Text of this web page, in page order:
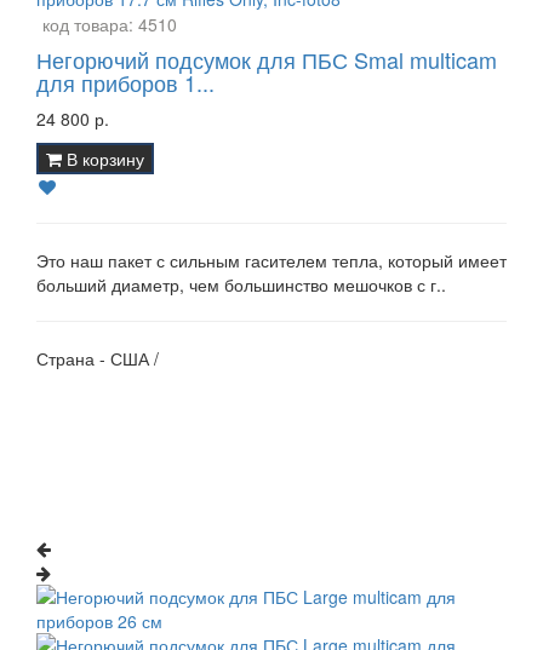
код товара: 4510
Негорючий подсумок для ПБС Smal multicam
для приборов 1...
24 800 р.
В корзину
Это наш пакет с сильным гасителем тепла, который имеет
больший диаметр, чем большинство мешочков с г..
Страна - США /